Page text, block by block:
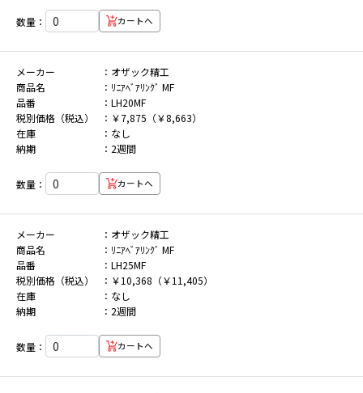
数量： カートへ
メーカー
オザック精工
商品名
ﾘﾆｱﾍﾞｱﾘﾝｸﾞ MF
品番
LH20MF
税別価格（税込）
￥7,875（￥8,663）
在庫
なし
納期
2週間
数量： カートへ
メーカー
オザック精工
商品名
ﾘﾆｱﾍﾞｱﾘﾝｸﾞ MF
品番
LH25MF
税別価格（税込）
￥10,368（￥11,405）
在庫
なし
納期
2週間
数量： カートへ